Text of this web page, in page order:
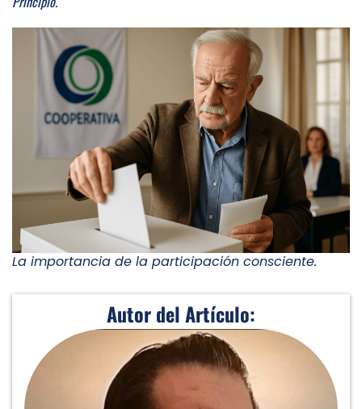
La importancia de la participación consciente.
Autor del Artículo: